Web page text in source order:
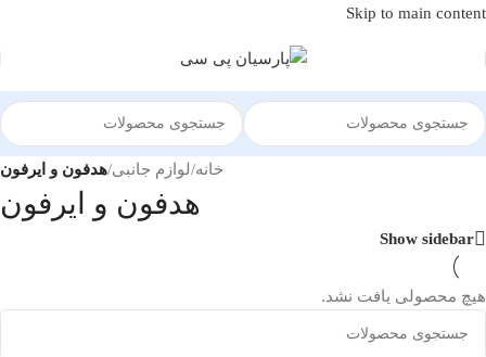
Skip to main content
خانه/لوازم جانبی/هدفون و ایرفون
هدفون و ایرفون
Show sidebar
هیچ محصولی یافت نشد.